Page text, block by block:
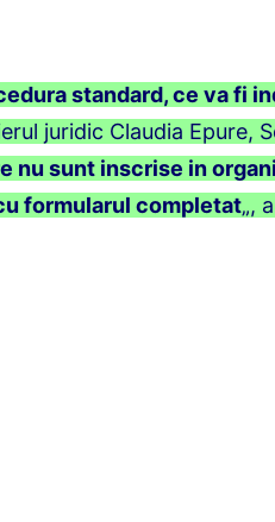
standard, ce va fi
juridic Claudia Epure,
nu sunt inscrise in
formularul completat„,